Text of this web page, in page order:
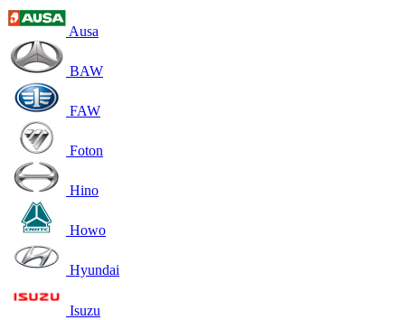
Ausa
BAW
FAW
Foton
Hino
Howo
Hyundai
Isuzu